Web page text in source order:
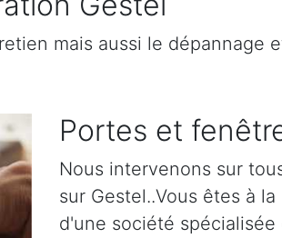
mais aussi le dépannage
Portes et
Nous intervenons sur
sur Gestel..Vous êtes à
d'une société